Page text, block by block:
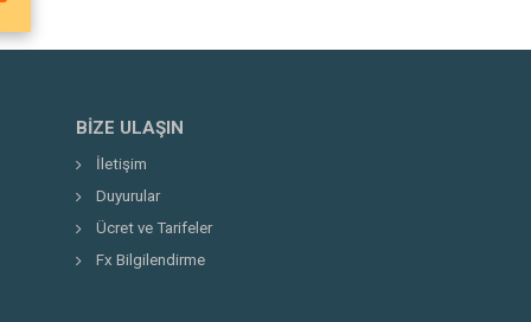
BIZE ULAŞIN
İletişim
Duyurular
Ücret ve Tarifeler
Fx Bilgilendirme